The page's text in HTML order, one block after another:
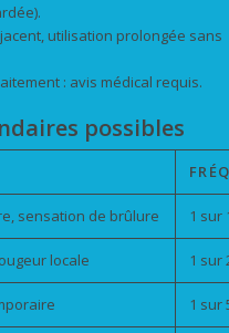
utilisation prolongée sans
: avis médical requis.
possibles
sensation de brûlure 1 sur
locale 1 sur
1 sur